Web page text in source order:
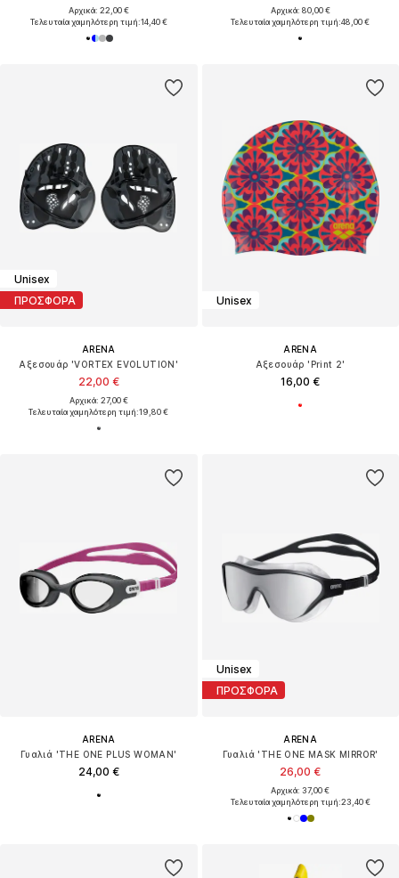
Αρχικά: 22,00 €
Τελευταία χαμηλότερη τιμή:14,40 €
Αρχικά: 80,00 €
Τελευταία χαμηλότερη τιμή:48,00 €
Unisex
ΠΡΟΣΦΟΡΑ
ARENA
Αξεσουάρ 'VORTEX EVOLUTION'
22,00 €
Αρχικά: 27,00 €
Τελευταία χαμηλότερη τιμή:19,80 €
Unisex
ARENA
Αξεσουάρ 'Print 2'
16,00 €
ARENA
Γυαλιά 'THE ONE PLUS WOMAN'
24,00 €
Unisex
ΠΡΟΣΦΟΡΑ
ARENA
Γυαλιά 'THE ONE MASK MIRROR'
26,00 €
Αρχικά: 37,00 €
Τελευταία χαμηλότερη τιμή:23,40 €